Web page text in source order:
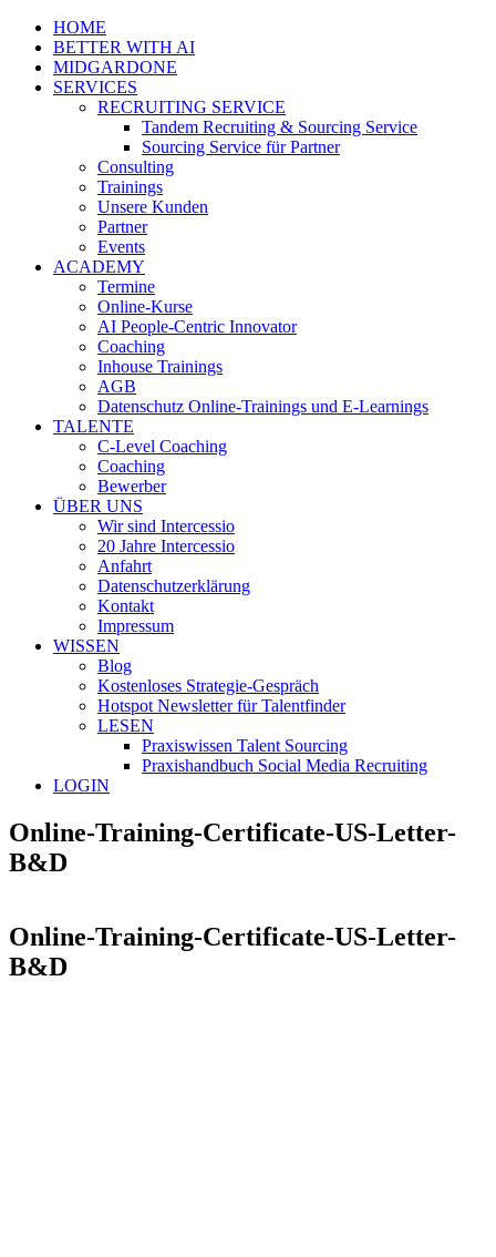
HOME
BETTER WITH AI
MIDGARDONE
SERVICES
RECRUITING SERVICE
Tandem Recruiting & Sourcing Service
Sourcing Service für Partner
Consulting
Trainings
Unsere Kunden
Partner
Events
ACADEMY
Termine
Online-Kurse
AI People-Centric Innovator
Coaching
Inhouse Trainings
AGB
Datenschutz Online-Trainings und E-Learnings
TALENTE
C-Level Coaching
Coaching
Bewerber
ÜBER UNS
Wir sind Intercessio
20 Jahre Intercessio
Anfahrt
Datenschutzerklärung
Kontakt
Impressum
WISSEN
Blog
Kostenloses Strategie-Gespräch
Hotspot Newsletter für Talentfinder
LESEN
Praxiswissen Talent Sourcing
Praxishandbuch Social Media Recruiting
LOGIN
Online-Training-Certificate-US-Letter-
B&D
Online-Training-Certificate-US-Letter-
B&D